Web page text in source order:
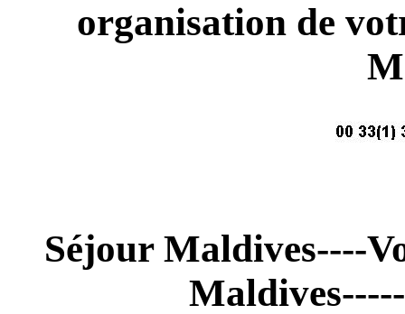
organisation de
Séjour Maldives----